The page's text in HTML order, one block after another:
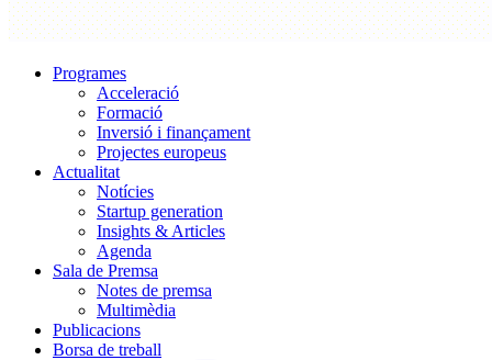
Programes
Acceleració
Formació
Inversió i finançament
Projectes europeus
Actualitat
Notícies
Startup generation
Insights & Articles
Agenda
Sala de Premsa
Notes de premsa
Multimèdia
Publicacions
Borsa de treball